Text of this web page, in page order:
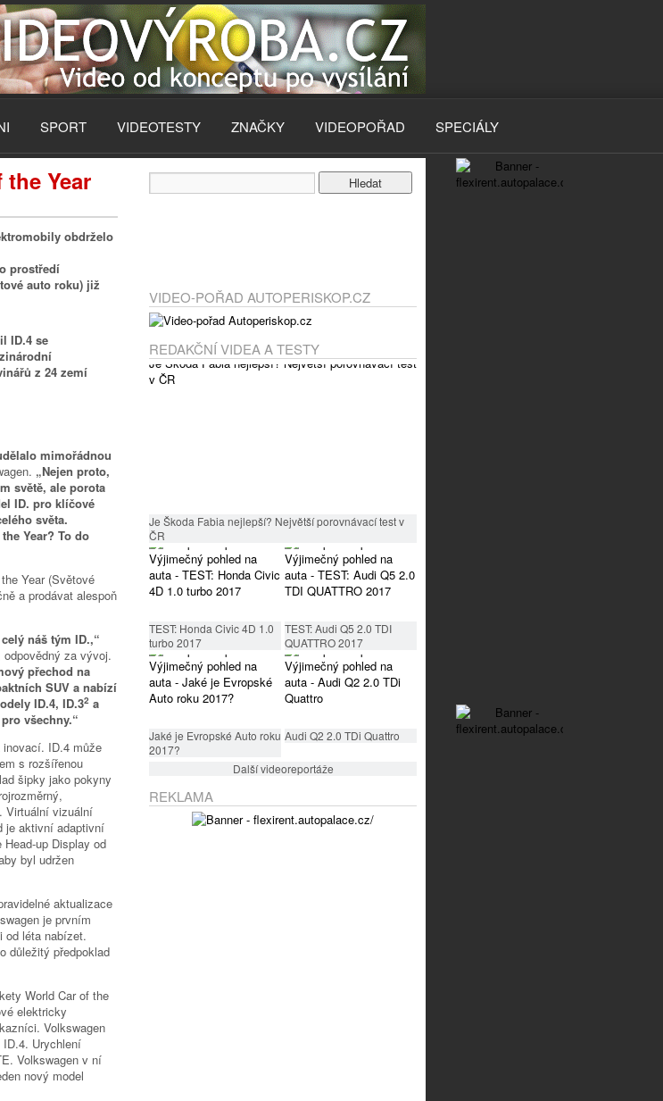
SPORT VIDEOTESTY ZNAČKY VIDEOPOŘAD SPECIÁLY
Year
obdrželo
prostředí
auto roku) již
ID.4 se
z 24 zemí
mimořádnou
„Nejen proto,
světě, ale porota
ID. pro klíčové
světa.
Year? To do
Year (Světové
a prodávat alespoň
náš tým ID.,“
za vývoj.
přechod na
SUV a nabízí
ID.4, ID.32 a
všechny.“
ID.4 může
s rozšířenou
šipky jako pokyny
Virtuální vizuální
je aktivní adaptivní
up Display od
byl udržen
aktualizace
je prvním
od léta nabízet.
důležitý předpoklad
World Car of the
elektricky
Volkswagen
Urychlení
Volkswagen v ní
nový model
VIDEO-POŘAD AUTOPERISKOP.CZ
REDAKČNÍ VIDEA A TESTY
Je Škoda Fabia nejlepší? Největší porovnávací test v
ČR
TEST: Honda Civic 4D 1.0
turbo 2017
TEST: Audi Q5 2.0 TDI
QUATTRO 2017
Jaké je Evropské Auto roku
2017?
Audi Q2 2.0 TDi Quattro
Další videoreportáže
REKLAMA